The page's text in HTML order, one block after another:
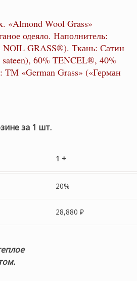
«Almond Wool Grass»
одеяло. Наполнитель:
GRASS®). Ткань: Сатин
60% TENCEL®, 40%
ТМ «German Grass» («Герман
за 1 шт.
1 +
20%
28,880 ₽